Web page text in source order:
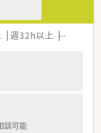
週32h以上 ブランク
談可能